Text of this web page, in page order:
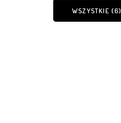
WSZYSTKIE (6)